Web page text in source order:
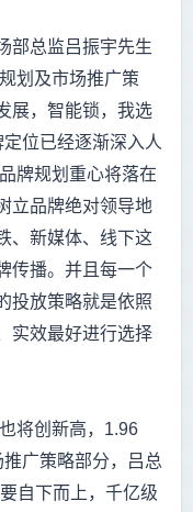
部总监吕振宇先生
划及市场推广策
展，智能锁，我选
位已经逐渐深入人
牌规划重心将落在
立品牌绝对领导地
、新媒体、线下这
传播。并且每一个
投放策略就是依照
实效最好进行选择
将创新高，1.96
广策略部分，吕总
自下而上，千亿级